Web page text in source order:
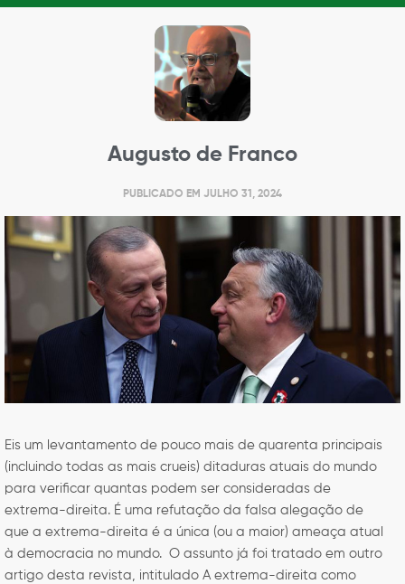
Augusto de Franco
PUBLICADO EM JULHO 31, 2024
Eis um levantamento de pouco mais de quarenta principais
(incluindo todas as mais crueis) ditaduras atuais do mundo
para verificar quantas podem ser consideradas de
extrema-direita. É uma refutação da falsa alegação de
que a extrema-direita é a única (ou a maior) ameaça atual
à democracia no mundo. O assunto já foi tratado em outro
artigo desta revista, intitulado A extrema-direita como